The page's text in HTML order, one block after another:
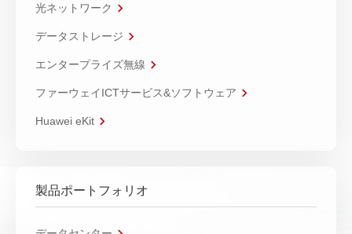
光ネットワーク
データストレージ
エンタープライズ無線
ファーウェイICTサービス&ソフトウェア
Huawei eKit
製品ポートフォリオ